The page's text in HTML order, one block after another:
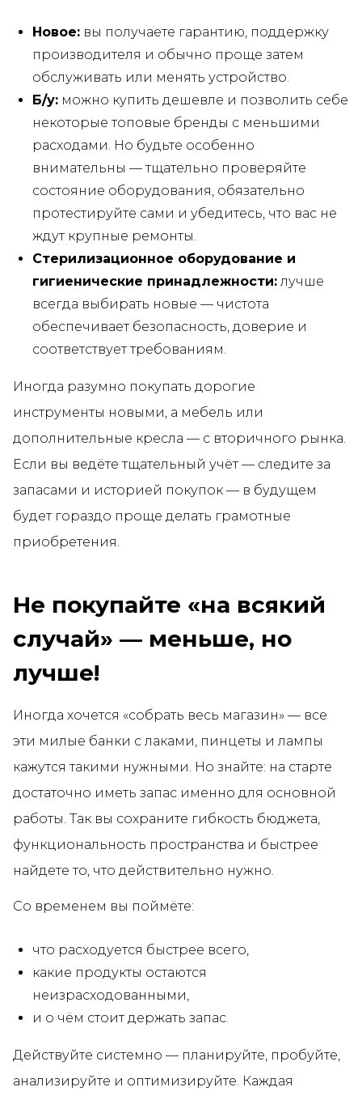
Новое: вы получаете гарантию, поддержку
производителя и обычно проще затем
обслуживать или менять устройство.
Б/у: можно купить дешевле и позволить себе
некоторые топовые бренды с меньшими
расходами. Но будьте особенно
внимательны — тщательно проверяйте
состояние оборудования, обязательно
протестируйте сами и убедитесь, что вас не
ждут крупные ремонты.
Стерилизационное оборудование и
гигиенические принадлежности: лучше
всегда выбирать новые — чистота
обеспечивает безопасность, доверие и
соответствует требованиям.
Иногда разумно покупать дорогие
инструменты новыми, а мебель или
дополнительные кресла — с вторичного рынка.
Если вы ведёте тщательный учёт — следите за
запасами и историей покупок — в будущем
будет гораздо проще делать грамотные
приобретения.
Не покупайте «на всякий
случай» — меньше, но
лучше!
Иногда хочется «собрать весь магазин» — все
эти милые банки с лаками, пинцеты и лампы
кажутся такими нужными. Но знайте: на старте
достаточно иметь запас именно для основной
работы. Так вы сохраните гибкость бюджета,
функциональность пространства и быстрее
найдете то, что действительно нужно.
Со временем вы поймёте:
что расходуется быстрее всего,
какие продукты остаются
неизрасходованными,
и о чём стоит держать запас.
Действуйте системно — планируйте, пробуйте,
анализируйте и оптимизируйте. Каждая